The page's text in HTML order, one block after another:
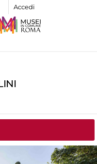
Accedi